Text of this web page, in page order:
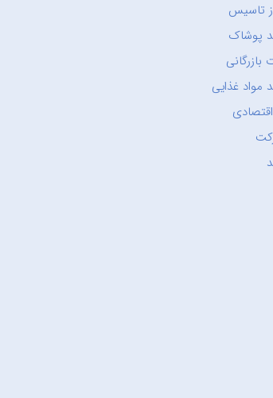
تاسیس
پوشاک
بازرگانی
مواد غذایی